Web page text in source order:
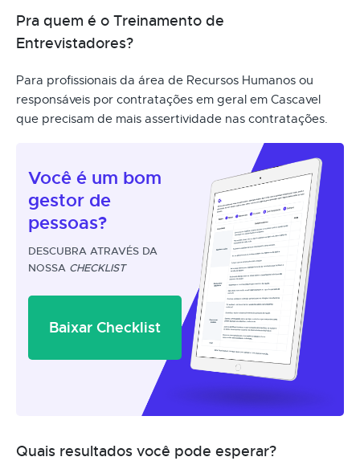
Pra quem é o Treinamento de
Entrevistadores?
Para profissionais da área de Recursos Humanos ou
responsáveis por contratações em geral em Cascavel
que precisam de mais assertividade nas contratações.
Você é um bom
gestor de
pessoas?
DESCUBRA ATRAVÉS DA
NOSSA CHECKLIST
Baixar Checklist
Quais resultados você pode esperar?